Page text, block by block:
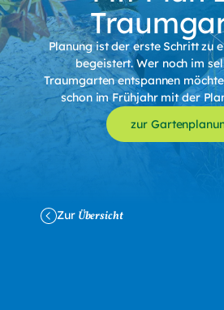
Planung ist der erste Schritt zu
begeistert. Wer noch im
Traumgarten entspannen
schon im Frühjahr mit der
zur
ZurÜbersicht